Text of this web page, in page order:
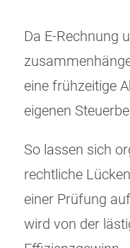
Da E-Rechnung
eine frühzeitige
eigenen
So lassen sich
rechtliche
einer Prüfung
wird von der